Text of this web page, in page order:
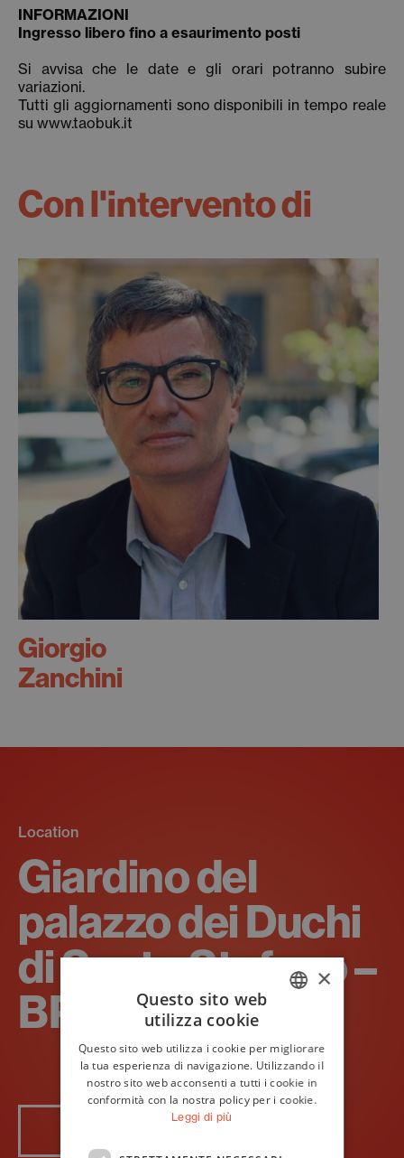
INFORMAZIONI
Ingresso libero fino a esaurimento posti
Si avvisa che le date e gli orari potranno subire
variazioni.
Tutti gli aggiornamenti sono disponibili in tempo reale
su www.taobuk.it
Con l'intervento di
Giorgio
Zanchini
Location
Giardino del
palazzo dei Duchi
di Santo Stefano –
BPER Agorà
ENGLISH
×
Questo sito web
utilizza cookie
Questo sito web utilizza i cookie per migliorare
la tua esperienza di navigazione. Utilizzando il
nostro sito web acconsenti a tutti i cookie in
conformità con la nostra policy per i cookie.
Leggi di più